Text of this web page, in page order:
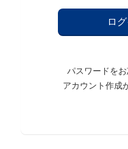
パスワードを
アカウント作成